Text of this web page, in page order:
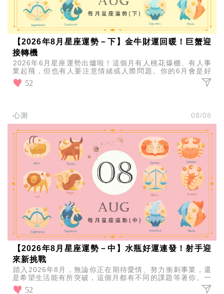
【2026年8月星座運勢－下】金牛財運回暖！巨蟹迎
接轉機
2026年6月星座運勢出爐啦！這個月有人桃花爆棚、有人事
業起飛，但也有人要注意情緒或人際問題。你的6月會是好
運滿滿，還是小波折不斷？現在就來看看你的星座運勢吧！
52
心測 08/08
【2026年8月星座運勢－中】水瓶好運連發！射手迎
來新挑戰
踏入2026年8月，無論你正在期待愛情、努力衝刺事業，還
是希望生活能有所突破，這個月都有不同的課題等著你。一
起來看看12星座8月運勢，掌握屬於你的幸運關鍵！
52